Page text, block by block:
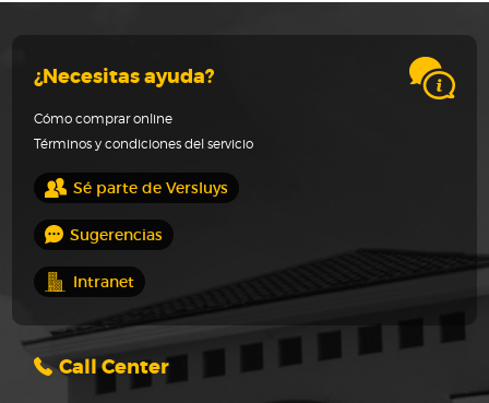
¿Necesitas ayuda?
Cómo comprar online
Términos y condiciones del servicio
Sé parte de Versluys
Sugerencias
Intranet
Call Center